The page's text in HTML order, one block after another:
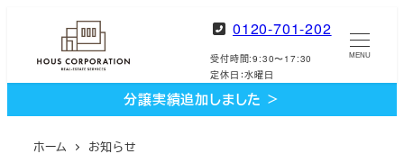
ン
0120-701-202
受付時間:9:30〜17:30
定休日：水曜日
MENU
分譲実績追加しました ＞
ホーム お知らせ